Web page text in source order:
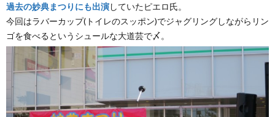
過去の妙典まつりにも出演していたピエロ氏。
今回はラバーカップ(トイレのスッポン)でジャグリングしながらリン
ゴを食べるというシュールな大道芸で〆。